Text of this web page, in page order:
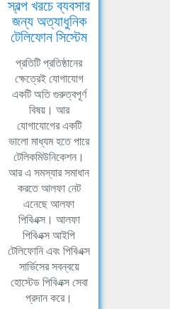
স্বল্প খরচে ব্যবসার
জন্য অত্যাধুনিক
টেলিফোন সিস্টেম
প্রতিটি প্রতিষ্ঠানের
ক্ষেত্রেই যোগাযোগ
একটি অতি গুরুত্বপূর্ণ
বিষয়। আর
যোগাযোগের একটি
ভালো মাধ্যম হতে পারে
টেলিকমিউনিকেশন।
আর এ সমস্যার সমাধান
করতে আলফা নেট
এনেছে আলফা
পিবিএক্স। আলফা
পিবিএক্স আইপি
টেলিফোনি এবং পিবিএক্স
সার্ভিসের সবন্বয়ে
হোস্টেড পিবিএক্স সেবা
প্রদান করে।